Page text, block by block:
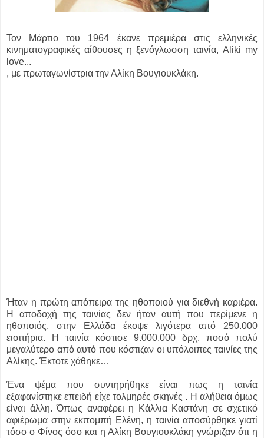
Τον Μάρτιο του 1964 έκανε πρεμιέρα στις ελληνικές
κινηματογραφικές αίθουσες η ξενόγλωσση ταινία, Aliki my
love...
, με πρωταγωνίστρια την Αλίκη Βουγιουκλάκη.
Ήταν η πρώτη απόπειρα της ηθοποιού για διεθνή καριέρα.
Η αποδοχή της ταινίας δεν ήταν αυτή που περίμενε η
ηθοποιός, στην Ελλάδα έκοψε λιγότερα από 250.000
εισιτήρια. Η ταινία κόστισε 9.000.000 δρχ. ποσό πολύ
μεγαλύτερο από αυτό που κόστιζαν οι υπόλοιπες ταινίες της
Αλίκης. Έκτοτε χάθηκε…
Ένα ψέμα που συντηρήθηκε είναι πως η ταινία
εξαφανίστηκε επειδή είχε τολμηρές σκηνές . Η αλήθεια όμως
είναι άλλη. Όπως αναφέρει η Κάλλια Καστάνη σε σχετικό
αφιέρωμα στην εκπομπή Ελένη, η ταινία αποσύρθηκε γιατί
τόσο ο Φίνος όσο και η Αλίκη Βουγιουκλάκη γνώριζαν ότι η